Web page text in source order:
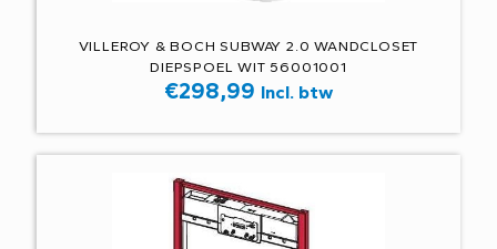
VILLEROY & BOCH SUBWAY 2.0 WANDCLOSET
DIEPSPOEL WIT 56001001
€298,99 Incl. btw